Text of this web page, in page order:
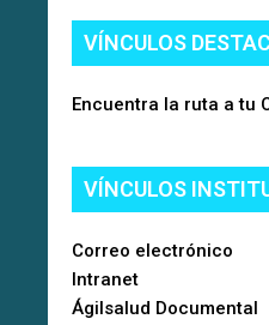
VÍNCULOS
Encuentra la ruta a tu
VÍNCULOS
Correo electrónico
Intranet
Ágilsalud Documental